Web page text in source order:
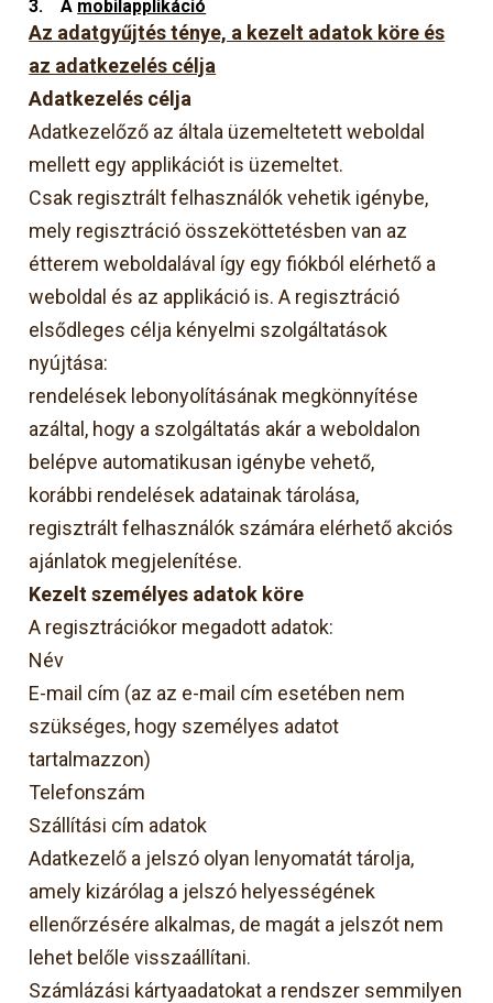
3.A mobilapplikáció
Az adatgyűjtés ténye, a kezelt adatok köre és
az adatkezelés célja
Adatkezelés célja
Adatkezelőző az általa üzemeltetett weboldal
mellett egy applikációt is üzemeltet.
Csak regisztrált felhasználók vehetik igénybe,
mely regisztráció összeköttetésben van az
étterem weboldalával így egy fiókból elérhető a
weboldal és az applikáció is. A regisztráció
elsődleges célja kényelmi szolgáltatások
nyújtása:
rendelések lebonyolításának megkönnyítése
azáltal, hogy a szolgáltatás akár a weboldalon
belépve automatikusan igénybe vehető,
korábbi rendelések adatainak tárolása,
regisztrált felhasználók számára elérhető akciós
ajánlatok megjelenítése.
Kezelt személyes adatok köre
A regisztrációkor megadott adatok:
Név
E-mail cím (az az e-mail cím esetében nem
szükséges, hogy személyes adatot
tartalmazzon)
Telefonszám
Szállítási cím adatok
Adatkezelő a jelszó olyan lenyomatát tárolja,
amely kizárólag a jelszó helyességének
ellenőrzésére alkalmas, de magát a jelszót nem
lehet belőle visszaállítani.
Számlázási kártyaadatokat a rendszer semmilyen